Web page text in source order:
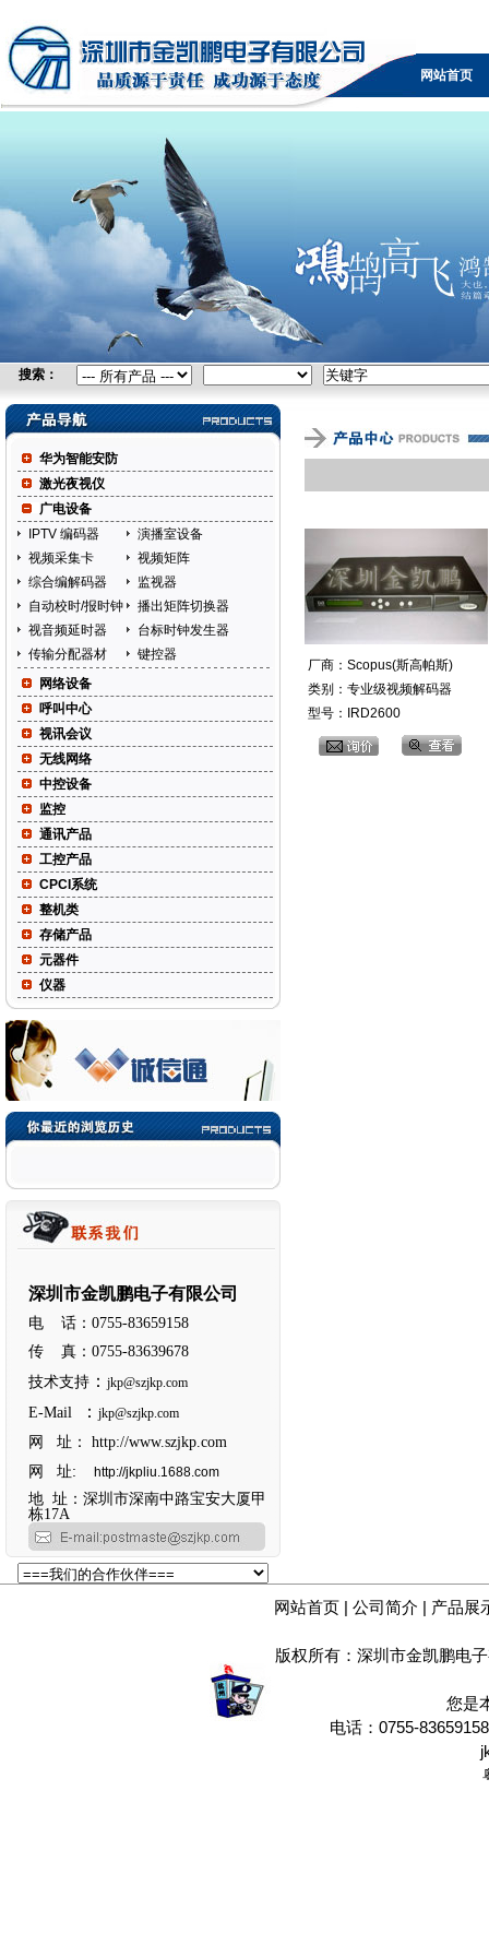
无线网桥，广电设备，可视电话，防火墙，KVM，负载
均衡，IPTV，视频采集卡，自由空间光通信，控制台服
务器
网站首页
搜索：
华为智能安防
激光夜视仪
广电设备
IPTV 编码器
演播室设备
视频采集卡
视频矩阵
综合编解码器
监视器
自动校时/报时钟
播出矩阵切换器
视音频延时器
台标时钟发生器
传输分配器材
键控器
网络设备
呼叫中心
视讯会议
无线网络
中控设备
监控
通讯产品
工控产品
CPCI系统
整机类
存储产品
元器件
仪器
深圳市金凯鹏电子有限公司
电 话：0755-83659158
传 真：0755-83639678
技术支持 ： jkp@szjkp.com
E-Mail ： jkp@szjkp.com
网 址： http://www.szjkp.com
网 址: http://jkpliu.1688.com
地 址：深圳市深南中路宝安大厦甲
栋17A
厂商：Scopus(斯高帕斯)
类别：专业级视频解码器
型号：IRD2600
网站首页 | 公司简介 | 产品展
版权所有：深圳市金凯鹏电
您是
电话：0755-